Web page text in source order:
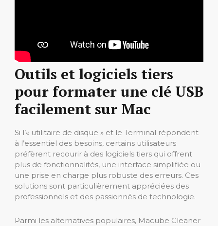
Outils et logiciels tiers
pour formater une clé USB
facilement sur Mac
Si l’« utilitaire de disque » et le Terminal répondent
à l’essentiel des besoins, certains utilisateurs
préfèrent recourir à des logiciels tiers qui offrent
plus de fonctionnalités, une interface simplifiée ou
une prise en charge plus robuste des erreurs. Ces
solutions sont particulièrement appréciées des
professionnels et des passionnés de technologie.
Parmi les alternatives populaires, Macube Cleaner